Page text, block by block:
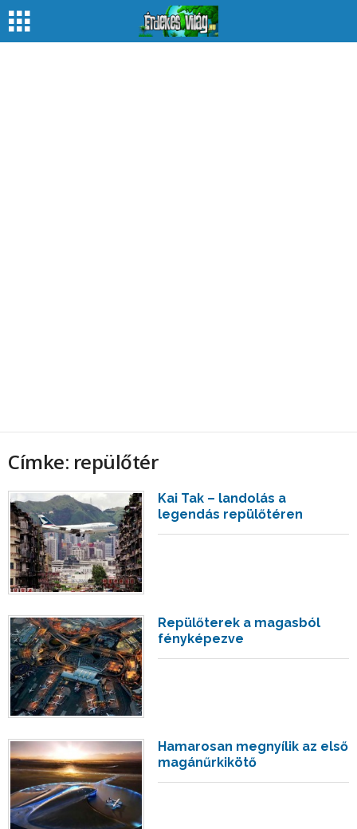
Címke: repülőtér
Kai Tak – landolás a
legendás repülőtéren
Repülőterek a magasból
fényképezve
Hamarosan megnyílik az első
magánűrkikötő